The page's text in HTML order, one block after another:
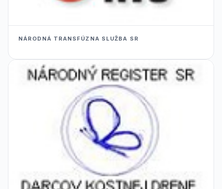
NÁRODNÁ TRANSFÚZNA SLUŽBA SR